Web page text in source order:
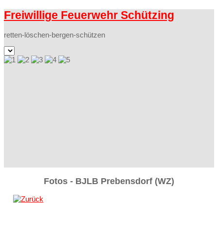
Freiwillige Feuerwehr Schützing
retten-löschen-bergen-schützen
Fotos - BJLB Prebensdorf (WZ)